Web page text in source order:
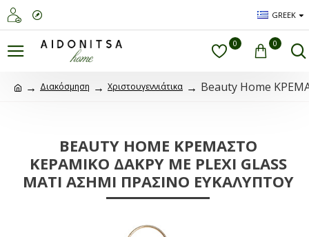
GREEK
0 0
Διακόσμηση Χριστουγεννιάτικα Beauty Home
BEAUTY HOME ΚΡΕΜΑΣΤΟ
ΚΕΡΑΜΙΚΟ ΔΑΚΡΥ ΜΕ PLEXI GLASS
MATI ΑΣΗΜΙ ΠΡΑΣΙΝΟ ΕΥΚΑΛΥΠΤΟΥ